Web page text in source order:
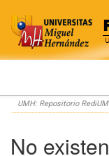
Skip
navigation
UMH: Repositorio
No